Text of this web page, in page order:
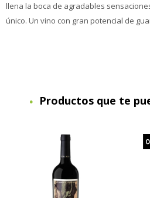
llena la boca de agradables
único. Un vino con gran potencial de
Productos que te